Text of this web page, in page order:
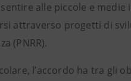
alle piccole e
attraverso progetti di
(PNRR).
l’accordo ha tra gli